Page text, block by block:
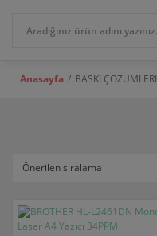
Anasayfa BASKI ÇÖZÜMLERİ